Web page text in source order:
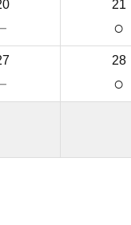
21
○
28
○